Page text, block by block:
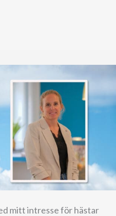
mitt intresse för hästar